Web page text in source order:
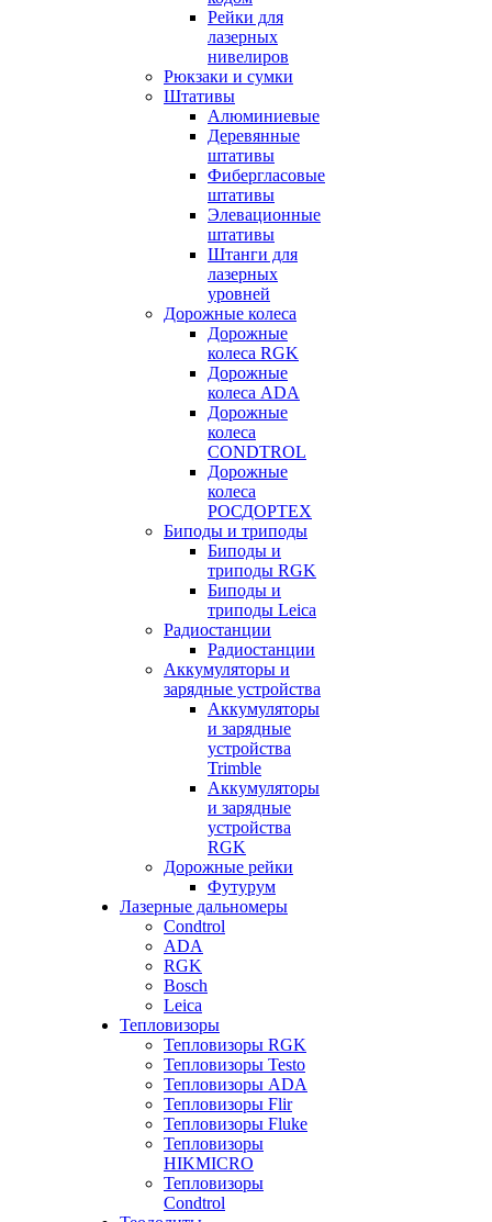
Рейки для
лазерных
нивелиров
Рюкзаки и сумки
Штативы
Алюминиевые
Деревянные
штативы
Фибергласовые
штативы
Элевационные
штативы
Штанги для
лазерных
уровней
Дорожные колеса
Дорожные
колеса RGK
Дорожные
колеса ADA
Дорожные
колеса
CONDTROL
Дорожные
колеса
РОСДОРТЕХ
Биподы и триподы
Биподы и
триподы RGK
Биподы и
триподы Leica
Радиостанции
Радиостанции
Аккумуляторы и
зарядные устройства
Аккумуляторы
и зарядные
устройства
Trimble
Аккумуляторы
и зарядные
устройства
RGK
Дорожные рейки
Футурум
Лазерные дальномеры
Condtrol
ADA
RGK
Bosch
Leica
Тепловизоры
Тепловизоры RGK
Тепловизоры Testo
Тепловизоры ADA
Тепловизоры Flir
Тепловизоры Fluke
Тепловизоры
HIKMICRO
Тепловизоры
Condtrol